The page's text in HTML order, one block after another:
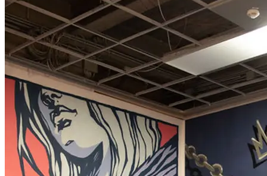
20:00 - 22:00
Raw Cat & Pezo Fox
22:00 - 24:00
Preddy Tendergrass vs Raj Matazz
...Mehr lesen